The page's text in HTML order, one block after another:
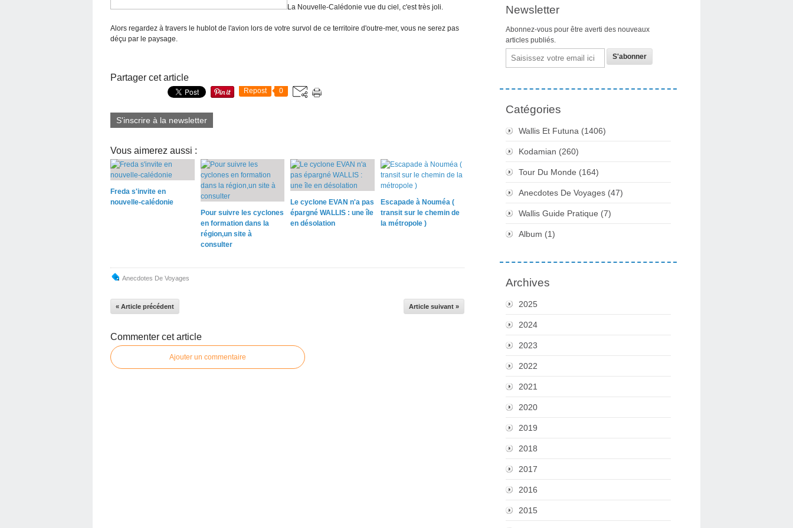
La Nouvelle-Calédonie vue du ciel, c'est très joli.
Alors regardez à travers le hublot de l'avion lors de votre survol de ce territoire d'outre-mer, vous ne serez pas
déçu par le paysage.
Partager cet article
Repost 0
S'inscrire à la newsletter
Vous aimerez aussi :
Freda s'invite en
nouvelle-calédonie
Pour suivre les cyclones
en formation dans la
région,un site à
consulter
Le cyclone EVAN n'a pas
épargné WALLIS : une île
en désolation
Escapade à Nouméa (
transit sur le chemin de
la métropole )
Anecdotes De Voyages
« Article précédent Article suivant »
Commenter cet article
Ajouter un commentaire
Newsletter
Abonnez-vous pour être averti des nouveaux
articles publiés.
Email
Catégories
Wallis Et Futuna (1406)
Kodamian (260)
Tour Du Monde (164)
Anecdotes De Voyages (47)
Wallis Guide Pratique (7)
Album (1)
Archives
2025
2024
2023
2022
2021
2020
2019
2018
2017
2016
2015